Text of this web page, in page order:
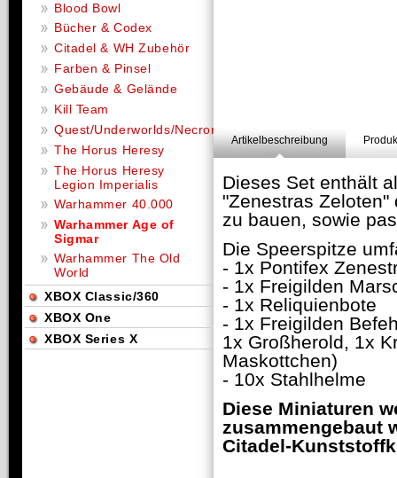
Artikelbeschreibung
Dieses Set enthält
"Zenestras Zeloten"
zu bauen, sowie
Die Speerspitze
- 1x Pontifex
- 1x Freigilden
- 1x Reliquienbote
- 1x Freigilden
1x Großherold, 1x
Maskottchen)
- 10x Stahlhelme
Diese Miniaturen
zusammengebaut
Citadel-
Blood Bowl
Bücher & Codex
Citadel & WH Zubehör
Farben & Pinsel
Gebäude & Gelände
Kill Team
Quest/Underworlds/Necromunda
The Horus Heresy
The Horus Heresy
Legion Imperialis
Warhammer 40.000
Warhammer Age of
Sigmar
Warhammer The Old
World
XBOX Classic/360
XBOX One
XBOX Series X